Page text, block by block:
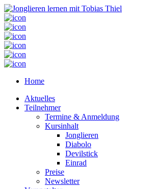
Home
Aktuelles
Teilnehmer
Termine & Anmeldung
Kursinhalt
Jonglieren
Diabolo
Devilstick
Einrad
Preise
Newsletter